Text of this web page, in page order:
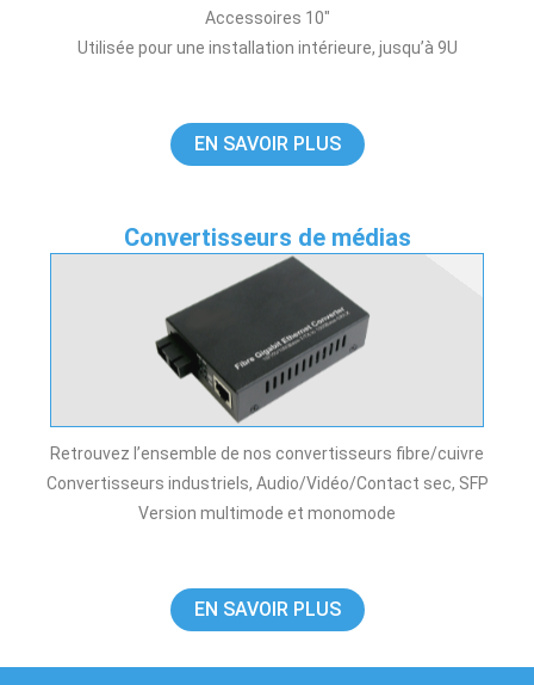
Accessoires 10″
Utilisée pour une installation intérieure, jusqu’à 9U
EN SAVOIR PLUS
Convertisseurs de médias
Retrouvez l’ensemble de nos convertisseurs fibre/cuivre
Convertisseurs industriels, Audio/Vidéo/Contact sec, SFP
Version multimode et monomode
EN SAVOIR PLUS